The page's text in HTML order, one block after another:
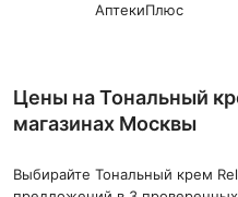
АптекиПлюс
Цены на Тональный
магазинах Москвы
Выбирайте Тональный крем